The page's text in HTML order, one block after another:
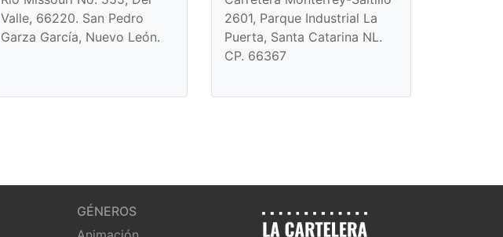
Valle, 66220. San Pedro
Garza García, Nuevo León.
2601, Parque Industrial La
Puerta, Santa Catarina NL.
CP. 66367
GÉNEROS